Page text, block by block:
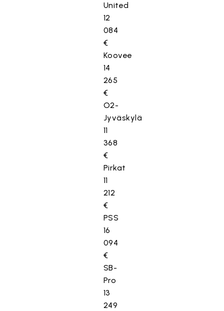
United
12
084
€
Koovee
14
265
€
O2-
Jyväskylä
11
368
€
Pirkat
11
212
€
PSS
16
094
€
SB-
Pro
13
249